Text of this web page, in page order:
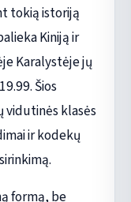
tokią istoriją
Kiniją ir
Karalystėje jų
Šios
vidutinės klasės
ir kodekų
formą, be